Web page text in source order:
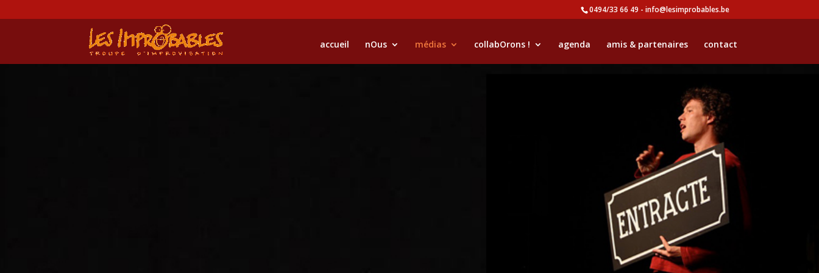
0494/33 66 49 - info@lesimprobables.be
accueil nOus médias collabOrons ! agenda amis & partenaires contact